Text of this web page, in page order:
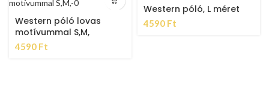
Western póló lovas
motívummal S,M,
4590 Ft
Western póló, L méret
4590 Ft